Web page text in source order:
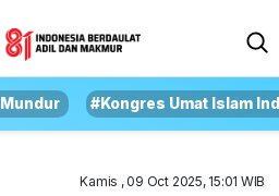
#Kongres Umat Islam
Kamis , 09 Oct 2025, 15:01 WIB